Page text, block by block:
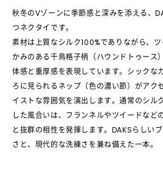
秋冬のVゾーンに季節感と深みを添える、
つネクタイです。
素材は上質なシルク100%でありながら、
かみのある千鳥格子柄（ハウンドトゥース
体感と重厚感を表現しています。シックな
ろに見られるネップ（色の濃い節）がアク
イストな雰囲気を演出します。通常のシル
した風合いは、フランネルやツイードなど
と抜群の相性を発揮します。DAKSらしい
さと、現代的な洗練さを兼ね備えた一本。